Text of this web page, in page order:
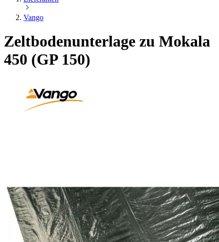
Vango
Zeltbodenunterlage zu Mokala
450 (GP 150)